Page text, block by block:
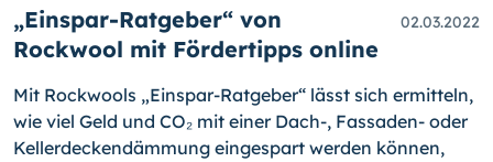
„Einspar-Ratgeber“ von
Rockwool mit Fördertipps online
02.03.2022
Mit Rockwools „Einspar-Ratgeber“ lässt sich ermitteln,
wie viel Geld und CO₂ mit einer Dach-, Fassaden- oder
Kellerdeckendämmung eingespart werden können,